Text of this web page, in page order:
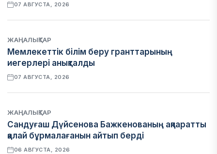
07 АВГУСТА, 2026
ЖАҢАЛЫҚТАР
Мемлекеттік білім беру гранттарының
иегерлері анықталды
07 АВГУСТА, 2026
ЖАҢАЛЫҚТАР
Сандуғаш Дүйсенова Бажкенованың ақпаратты
қалай бұрмалағанын айтып берді
06 АВГУСТА, 2026